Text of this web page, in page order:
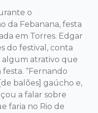
o
da Febanana, festa
em Torres. Edgar
do festival, conta
algum atrativo que
festa. “Fernando
balões] gaúcho e,
a falar sobre
faria no Rio de